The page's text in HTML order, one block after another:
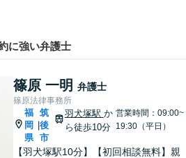
に強い弁護士
篠原 一明 弁護士
篠原法律事務所
福
岡
県
|
筑
後
市
羽犬塚駅 か
ら徒歩10分
営業時間：09:00~
19:30（平日）
【羽犬塚駅10分】【初回相談無料】親